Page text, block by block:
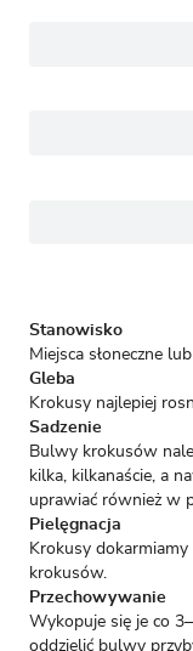
Stanowisko
Miejsca słoneczne
Gleba
Krokusy najlepiej
Sadzenie
Bulwy krokusów
kilka, kilkanaście, a
uprawiać również w
Pielęgnacja
Krokusy
krokusów.
Przechowywanie
Wykopuje się je co
oddzielić bulwy